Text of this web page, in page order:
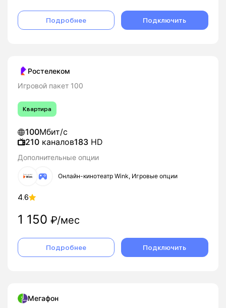
Подробнее Подключить
Ростелеком
Игровой пакет 100
Квартира
100Мбит/с
210 каналов183 HD
Дополнительные опции
Онлайн-кинотеатр Wink, Игровые опции
4.6
1 150 ₽/мес
Подробнее Подключить
Мегафон